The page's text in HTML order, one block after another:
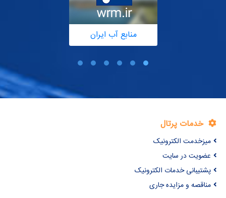
منابع آب ایران
خدمات پرتال
میزخدمت الکترونیک
عضویت در سایت
پشتیبانی خدمات الکترونیک
مناقصه و مزایده جاری